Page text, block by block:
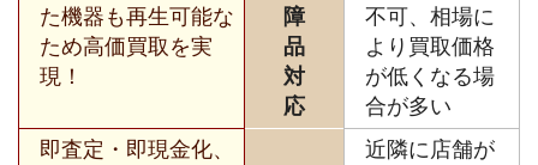
た機器も再生可能な
ため高価買取を実
現！
障
品
対
応
不可、相場に
より買取価格
が低くなる場
合が多い
即査定・即現金化、
近隣に店舗が